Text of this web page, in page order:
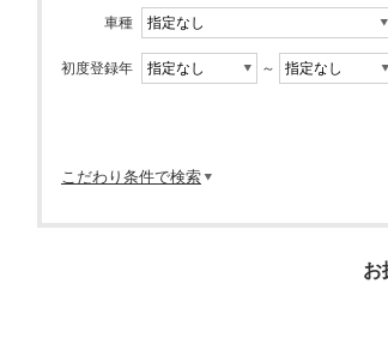
車種
初度登録年 ～
こだわり条件で検索
お